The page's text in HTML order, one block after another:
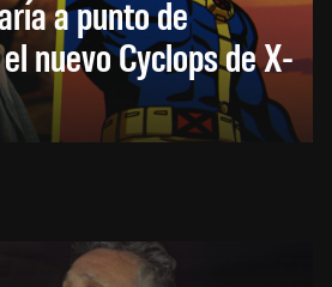
a punto de
nuevo Cyclops de X-